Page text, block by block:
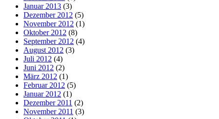
Januar 2013 (3)
Dezember 2012 (5)
November 2012 (1)
Oktober 2012 (8)
September 2012 (4)
August 2012 (3)
Juli 2012 (4)
Juni 2012 (2)
März 2012 (1)
Februar 2012 (5)
Januar 2012 (1)
Dezember 2011 (2)
November 2011 (3)